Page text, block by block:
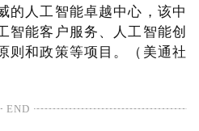
的人工智能卓越中心，该中
智能客户服务、人工智能创
则和政策等项目。（美通社
END